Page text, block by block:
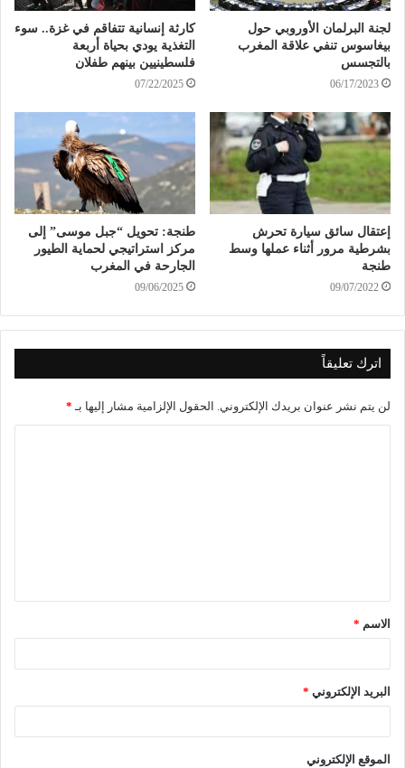
لجنة البرلمان الأوروبي حول
بيغاسوس تنفي علاقة المغرب
بالتجسس
06/17/2023
كارثة إنسانية تتفاقم في غزة.. سوء
التغذية يودي بحياة أربعة
فلسطينيين بينهم طفلان
07/22/2025
إعتقال سائق سيارة تحرش
بشرطية مرور أثناء عملها وسط
طنجة
09/07/2022
طنجة: تحويل “جبل موسى” إلى
مركز استراتيجي لحماية الطيور
الجارحة في المغرب
09/06/2025
اترك تعليقاً
لن يتم نشر عنوان بريدك الإلكتروني. الحقول الإلزامية مشار إليها بـ *
الاسم *
البريد الإلكتروني *
الموقع الإلكتروني